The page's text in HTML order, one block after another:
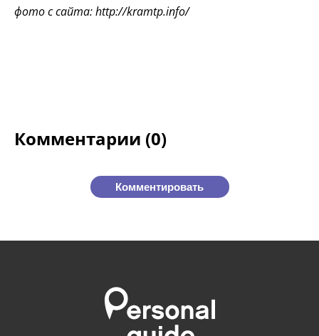
фото с сайта: http://kramtp.info/
Комментарии (0)
Комментировать